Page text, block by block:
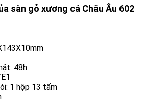
sàn gỗ xương cá Châu Âu 602
48h
1 hộp 13 tấm